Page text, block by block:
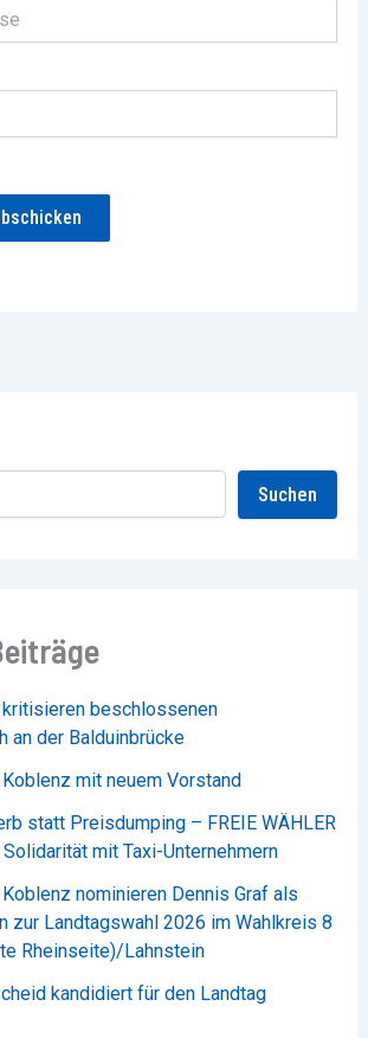
Suchen
kritisieren beschlossenen
an der Balduinbrücke
Koblenz mit neuem Vorstand
statt Preisdumping – FREIE WÄHLER
mit Taxi-Unternehmern
Koblenz nominieren Dennis Graf als
zur Landtagswahl 2026 im Wahlkreis 8
Rheinseite)/Lahnstein
kandidiert für den Landtag